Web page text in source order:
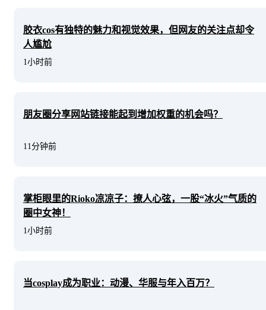
胶衣cos有独特的魅力和视觉效果，但网友的关注点却令
人尴尬
1小时前
朋友圈分享网站链接能起到增加权重的机会吗？
11分钟前
掌柜眼里的Rioko凉凉子：撩人心弦，一股“冰火”气质的
圈中女神！
1小时前
当cosplay成为职业：动漫、华服与年入百万？